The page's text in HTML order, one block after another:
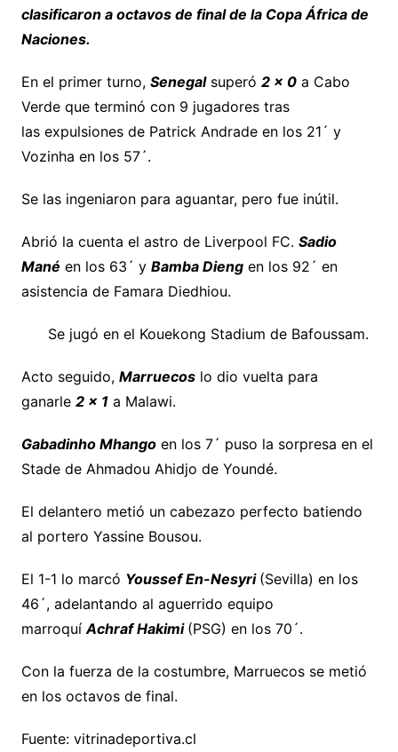
clasificaron a octavos de final de la Copa África de
Naciones.
En el primer turno, Senegalsuperó 2 x 0a Cabo
Verde que terminó con 9 jugadores tras
las expulsiones de Patrick Andrade en los 21´ y
Vozinha en los 57´.
Se las ingeniaron para aguantar, pero fue inútil.
Abrió la cuenta el astro de Liverpool FC. Sadio
Mané en los 63´ y Bamba Dieng en los 92´ en
asistencia de Famara Diedhiou.
Se jugó en el Kouekong Stadium de Bafoussam.
Acto seguido, Marruecoslo dio vuelta para
ganarle 2 x 1a Malawi.
Gabadinho Mhangoen los 7´ puso la sorpresa en el
Stade de Ahmadou Ahidjo de Youndé.
El delantero metió un cabezazo perfecto batiendo
al portero Yassine Bousou.
El 1-1 lo marcó Youssef En-Nesyri (Sevilla) en los
46´, adelantando al aguerrido equipo
marroquíAchraf Hakimi (PSG) en los 70´.
Con la fuerza de la costumbre, Marruecos se metió
en los octavos de final.
Fuente: vitrinadeportiva.cl